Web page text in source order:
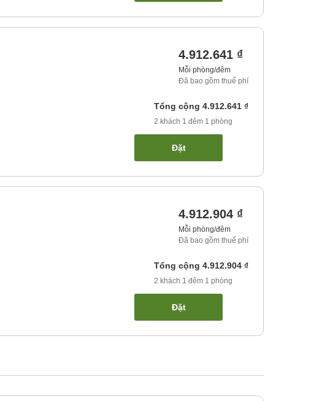
4.912.641 ₫
Mỗi phòng/đêm
Đã bao gồm thuế phí
Tổng cộng 4.912.641 ₫
2 khách 1 đêm 1 phòng
Đặt
4.912.904 ₫
Mỗi phòng/đêm
Đã bao gồm thuế phí
Tổng cộng 4.912.904 ₫
2 khách 1 đêm 1 phòng
Đặt